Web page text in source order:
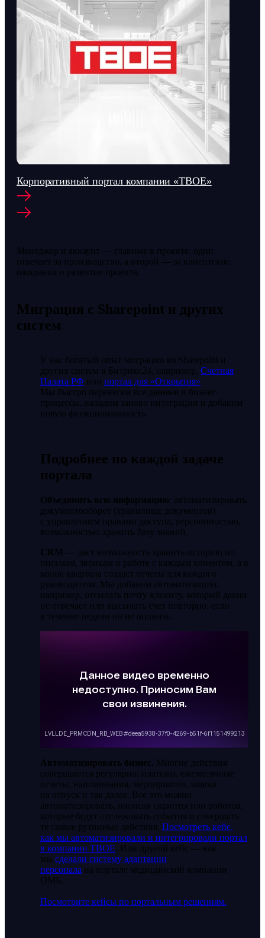
Корпоративный портал компании «ТВОЕ»
Менеджер и аккаунт — главные в проекте: один
отвечает за производство, а второй — за клиентские
ожидания и развитие проекта.
Миграция с Sharepoint и других
систем
У нас богатый опыт миграции из Sharepoint и
других систем в Битрикс24, например, Счетная
Палата РФ или портал для «Открытия»
Мы быстро перенесем все данные и бизнес-
процессы, наладим заново интеграции и добавим
новую функциональность.
Подробнее по каждой задаче
портала
Объединить всю информацию: автоматизировать
документооборот (хранилище документов)
с управлением правами доступа, версионностью,
возможностью хранить базу знаний.
CRM — даст возможность хранить историю по
письмам, звонкам и работе с каждым клиентом, а в
конце квартала создаст отчеты для каждого
руководителя. Мы добавим автоматизацию:
например, отсылать почту клиенту, который давно
не отвечает или высылать счет повторно, если
в течение недели он не оплачен.
Автоматизировать бизнес. Многие действия
совершаются регулярно: платежи, ежемесячные
отчеты, напоминания, мероприятия, заявки
на отпуск и так далее. Все это можно
автоматизировать, написав скрипты или роботов,
которые будут отслеживать события и совершать
те самые рутинные действия. Посмотреть кейс,
как мы автоматизировали и интегрировали портал
в компании ТВОЕ . Или другой кейс — как
мы сделали систему адаптации
персонала на портале медицинской компании
ОМБ.
Посмотрите кейсы по портальным решениям.